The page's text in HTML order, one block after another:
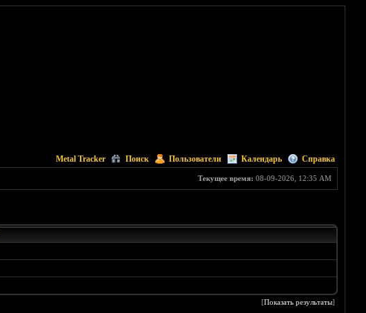
Metal Tracker Поиск Пользователи Календарь Справка
Текущее время: 08-09-2026, 12:35 AM
[Показать результаты]